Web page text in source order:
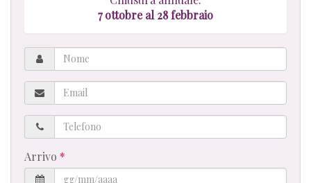
7 ottobre al 28 febbraio
Nome
Email
Telefono
Arrivo